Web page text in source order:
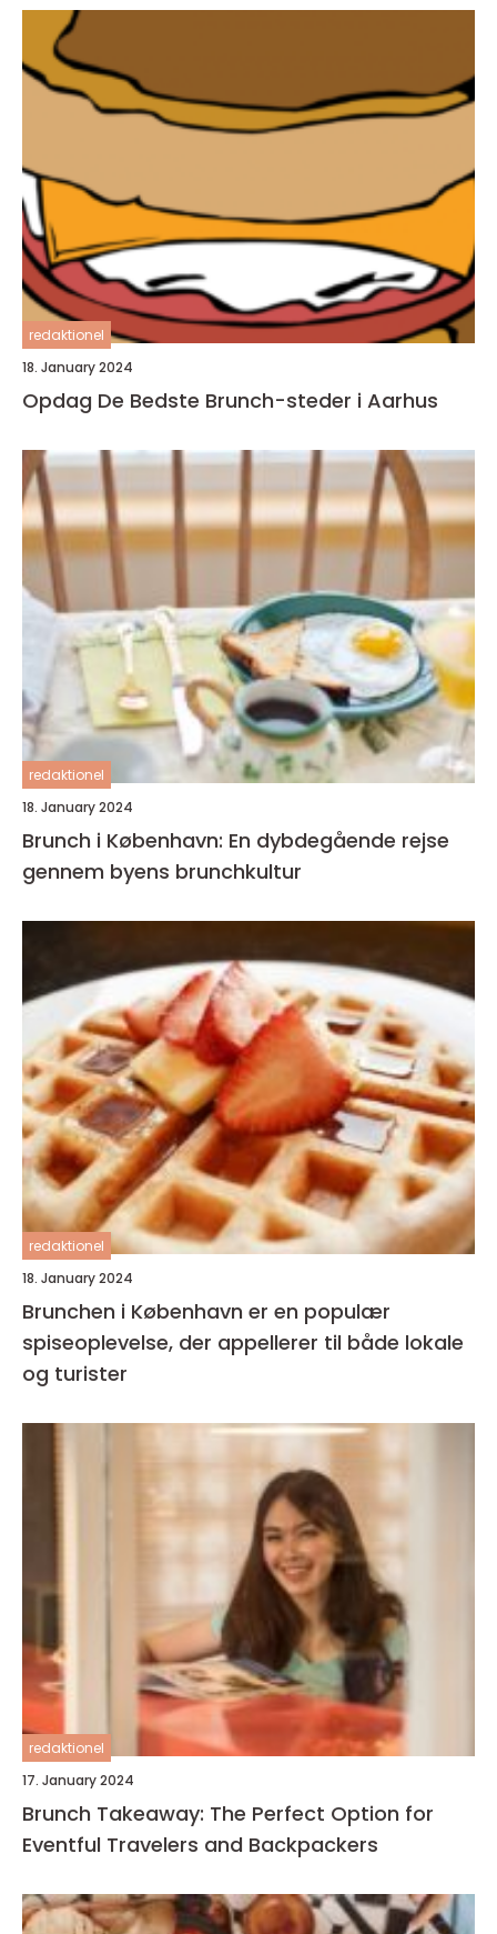
redaktionel
18. January 2024
Opdag De Bedste Brunch-steder i Aarhus
redaktionel
18. January 2024
Brunch i København: En dybdegående rejse
gennem byens brunchkultur
redaktionel
18. January 2024
Brunchen i København er en populær
spiseoplevelse, der appellerer til både lokale
og turister
redaktionel
17. January 2024
Brunch Takeaway: The Perfect Option for
Eventful Travelers and Backpackers